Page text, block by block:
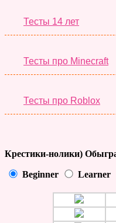
Тесты 14 лет
Тесты про Minecraft
Тесты про Roblox
Крестики-нолики)
Beginner Learner